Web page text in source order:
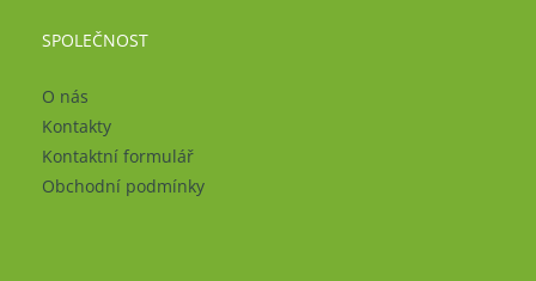
SPOLEČNOST
O nás
Kontakty
Kontaktní formulář
Obchodní podmínky